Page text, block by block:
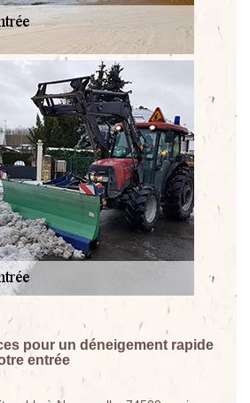
pour un déneigement rapide
entrée